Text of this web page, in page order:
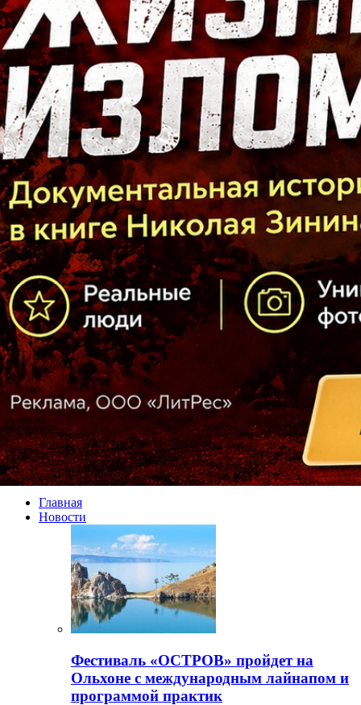
Главная
Новости
Фестиваль «ОСТРОВ» пройдет на
Ольхоне с международным лайнапом и
программой практик